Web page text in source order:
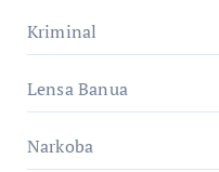
Kriminal
Lensa Banua
Narkoba